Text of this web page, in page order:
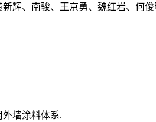
辉、南骏、王京勇、魏红岩、何
墙涂料体系.